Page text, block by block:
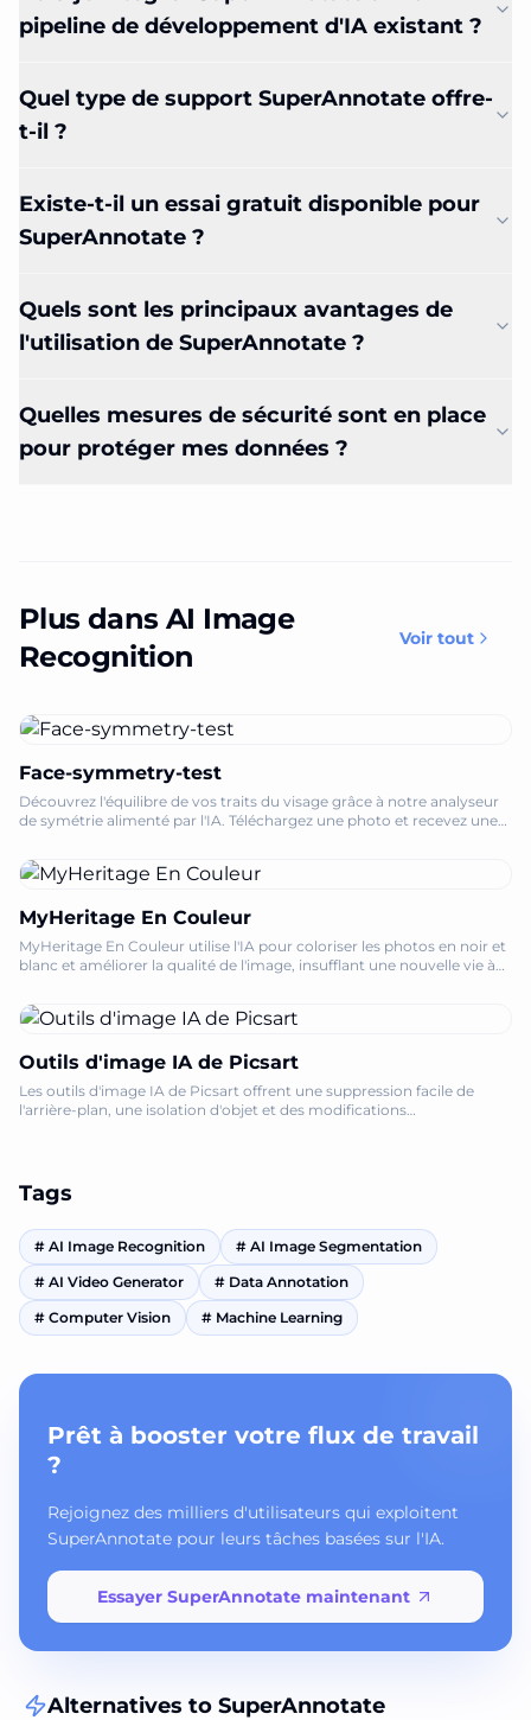
pipeline de développement d'IA existant ?
Quel type de support SuperAnnotate offre-
t-il ?
Existe-t-il un essai gratuit disponible pour
SuperAnnotate ?
Quels sont les principaux avantages de
l'utilisation de SuperAnnotate ?
Quelles mesures de sécurité sont en place
pour protéger mes données ?
Plus dans AI Image
Recognition
Voir tout
Face-symmetry-test
Découvrez l'équilibre de vos traits du visage grâce à notre analyseur
de symétrie alimenté par l'IA. Téléchargez une photo et recevez une
MyHeritage En Couleur
MyHeritage En Couleur utilise l'IA pour coloriser les photos en noir et
blanc et améliorer la qualité de l'image, insufflant une nouvelle vie à
Outils d'image IA de Picsart
Les outils d'image IA de Picsart offrent une suppression facile de
l'arrière-plan, une isolation d'objet et des modifications
Tags
# AI Image Recognition # AI Image Segmentation
# AI Video Generator # Data Annotation
# Computer Vision # Machine Learning
Prêt à booster votre flux de travail
?
Rejoignez des milliers d'utilisateurs qui exploitent
SuperAnnotate pour leurs tâches basées sur l'IA.
Essayer SuperAnnotate maintenant
Alternatives to SuperAnnotate